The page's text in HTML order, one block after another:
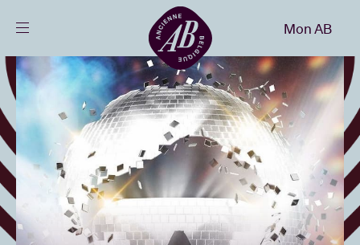
FR
Agenda
Projets
Actualités
Mon AB